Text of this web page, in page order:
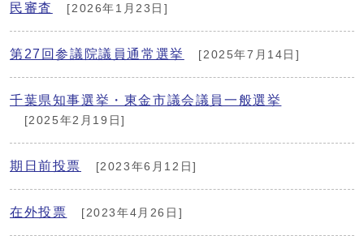
民審査
[2026年1月23日]
第27回参議院議員通常選挙 [2025年7月14日]
千葉県知事選挙・東金市議会議員一般選挙
[2025年2月19日]
期日前投票 [2023年6月12日]
在外投票 [2023年4月26日]